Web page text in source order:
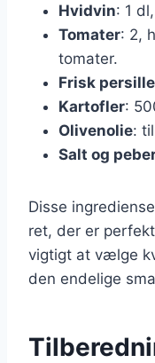
Hvidvin: 1
Tomater: 2,
tomater.
Frisk persille
Kartofler:
Olivenolie:
Salt og
Disse
ret, der er
vigtigt at vælge
den endelige